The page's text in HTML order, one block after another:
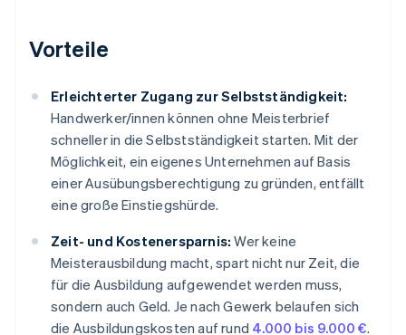
Vorteile
Erleichterter Zugang zur Selbstständigkeit:
Handwerker/innen können ohne Meisterbrief
schneller in die Selbstständigkeit starten. Mit der
Möglichkeit, ein eigenes Unternehmen auf Basis
einer Ausübungsberechtigung zu gründen, entfällt
eine große Einstiegshürde.
Zeit- und Kostenersparnis: Wer keine
Meisterausbildung macht, spart nicht nur Zeit, die
für die Ausbildung aufgewendet werden muss,
sondern auch Geld. Je nach Gewerk belaufen sich
die Ausbildungskosten auf rund 4.000 bis 9.000 €.